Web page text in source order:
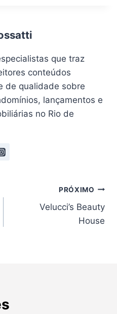
que traz
conteúdos
de qualidade sobre
lançamentos e
no Rio de
PRÓXIMO
Velucci’s Beauty
House